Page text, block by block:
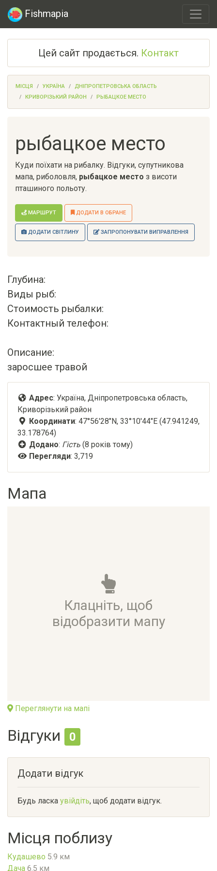
Fishmapia
Цей сайт продається. Контакт
МІСЦЯ УКРАЇНА
ДНІПРОПЕТРОВСЬКА ОБЛАСТЬ
КРИВОРІЗЬКИЙ РАЙОН
РЫБАЦКОЕ МЕСТО
рыбацкое место
Куди поїхати на рибалку. Відгуки, супутникова
мапа, риболовля, рыбацкое место з висоти
пташиного польоту.
МАРШРУТ ДОДАТИ В ОБРАНЕ
ДОДАТИ СВІТЛИНУ ЗАПРОПОНУВАТИ ВИПРАВЛЕННЯ
Глубина:
Виды рыб:
Стоимость рыбалки:
Контактный телефон:
Описание:
заросшее травой
Адрес: Україна, Дніпропетровська область,
Криворізький район
Координати: 47°56'28"N, 33°10'44"E (47.941249,
33.178764)
Додано: Гість (8 років тому)
Перегляди: 3,719
Мапа
Клацніть, щоб
відобразити мапу
Переглянути на мапі
Відгуки 0
Додати відгук
Будь ласка увійдіть, щоб додати відгук.
Місця поблизу
Кудашево 5.9 км
Дача 6.5 км